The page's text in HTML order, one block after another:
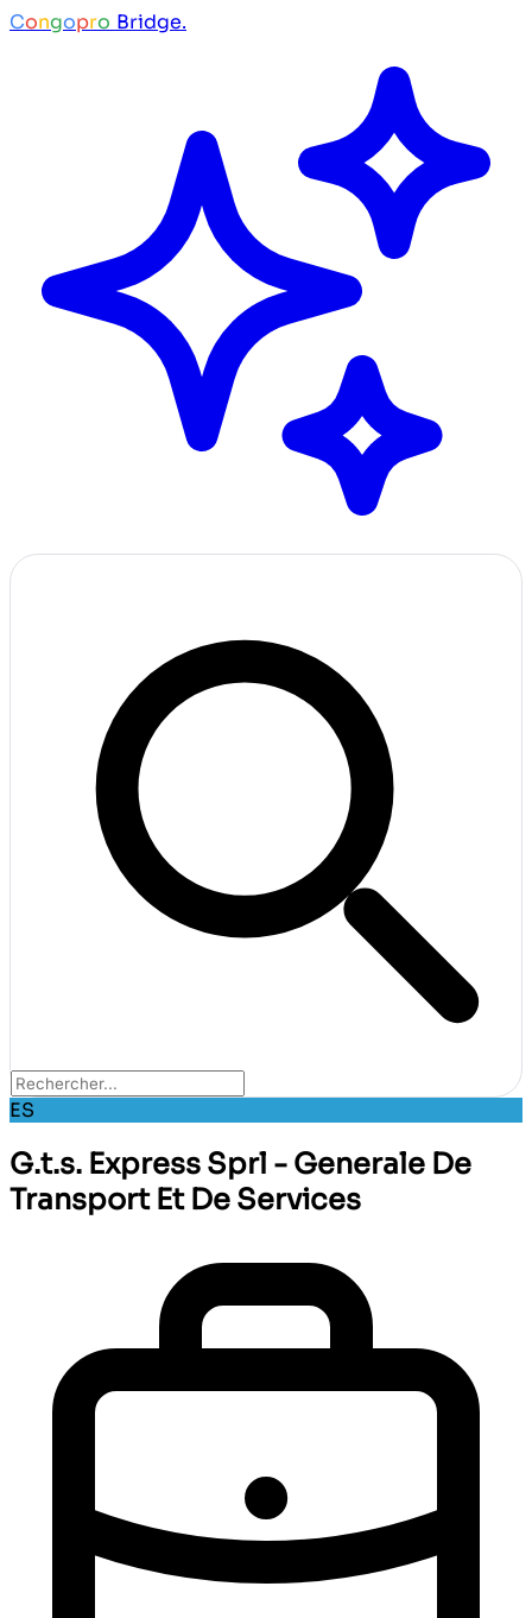
Congopro Bridge.
ES
G.t.s. Express Sprl - Generale De
Transport Et De Services